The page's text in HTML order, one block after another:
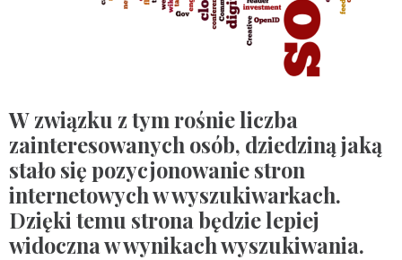
W związku z tym rośnie liczba
zainteresowanych osób, dziedziną jaką
stało się pozycjonowanie stron
internetowych w wyszukiwarkach.
Dzięki temu strona będzie lepiej
widoczna w wynikach wyszukiwania.